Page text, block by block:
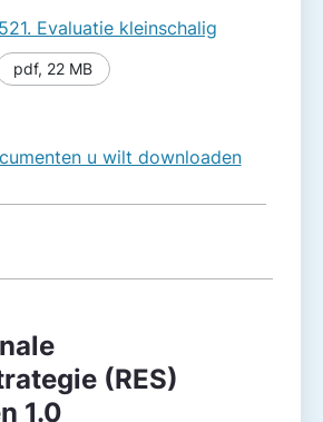
Evaluatie kleinschalig
pdf, 22 MB
u wilt downloaden
(RES)
1.0